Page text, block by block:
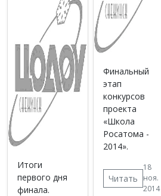
Итоги
первого дня
финала.
Финальный
этап
конкурсов
проекта
«Школа
Росатома -
2014».
Читать
18
ноя.
2014